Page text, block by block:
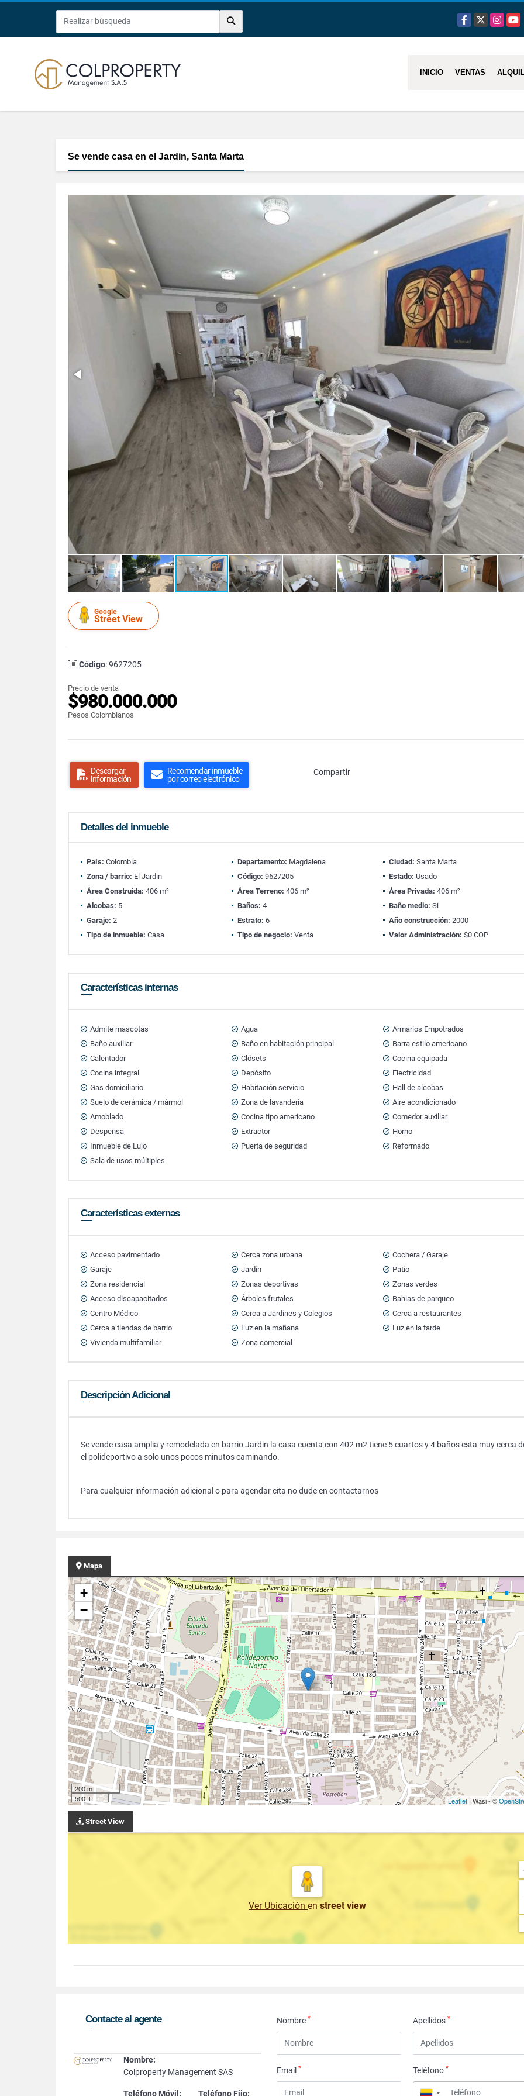
Facebook
X
INICIO VENTAS
Se vende casa en el Jardin, Santa Marta
Google
Street View
Código: 9627205
Precio de venta
$980.000.000
Pesos Colombianos
Descargar
información
Recomendar inmueble
por correo electrónico
Compartir
Detalles del inmueble
País: Colombia Departamento: Magdalena Ciudad: Santa Marta
Zona / barrio: El Jardin Código: 9627205 Estado: Usado
Área Construida: 406 m² Área Terreno: 406 m² Área Privada: 406 m²
Alcobas: 5 Baños: 4 Baño medio: Si
Garaje: 2 Estrato: 6 Año construcción: 2000
Tipo de inmueble: Casa Tipo de negocio: Venta Valor Administración: $0 COP
Características internas
Admite mascotas Agua
Armarios Empotrados
Baño auxiliar
Baño en habitación principal
Barra estilo americano
Calentador
Clósets
Cocina equipada
Cocina integral
Depósito
Electricidad
Gas domiciliario
Habitación servicio
Hall de alcobas
Suelo de cerámica / mármol
Zona de lavandería
Aire acondicionado
Amoblado
Cocina tipo americano
Comedor auxiliar
Despensa
Extractor
Horno
Inmueble de Lujo
Puerta de seguridad
Reformado
Sala de usos múltiples
Características externas
Acceso pavimentado Cerca zona urbana
Cochera / Garaje
Garaje
Jardín
Patio
Zona residencial
Zonas deportivas
Zonas verdes
Acceso discapacitados
Árboles frutales
Bahias de parqueo
Centro Médico
Cerca a Jardines y Colegios
Cerca a restaurantes
Cerca a tiendas de barrio
Luz en la mañana
Luz en la tarde
Vivienda multifamiliar
Zona comercial
Descripción Adicional
Se vende casa amplia y remodelada en barrio Jardin la casa cuenta con 402 m2 tiene 5 cuartos y 4 baños esta muy cerca
el polideportivo a solo unos pocos minutos caminando.
Para cualquier información adicional o para agendar cita no dude en contactarnos
Mapa
+
−
200 m
500 ft
Leaflet | Wasi - ©
Street View
Ver Ubicación en street view
Contacte al agente
Nombre:
Colproperty Management SAS
Teléfono Móvil: Teléfono Fijo:
Nombre* Apellidos*
Email* Teléfono*
▼